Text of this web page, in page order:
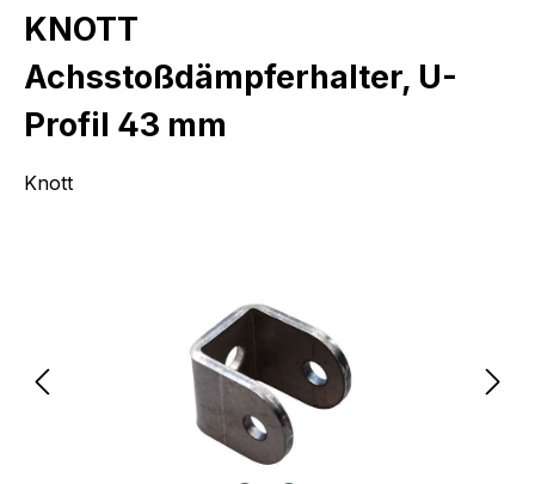
KNOTT
Achsstoßdämpferhalter, U-
Profil 43 mm
Knott